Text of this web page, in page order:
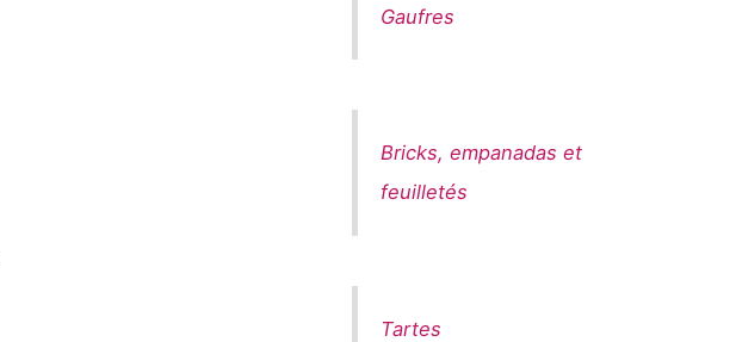
Gaufres
Bricks, empanadas et
feuilletés
Tartes